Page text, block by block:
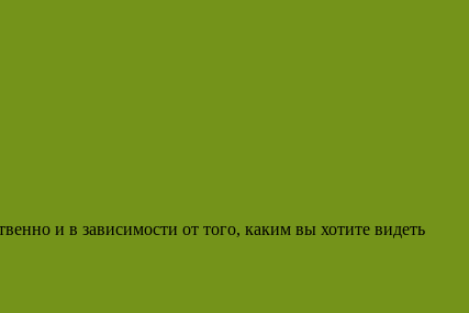
и в зависимости от того, каким вы хотите видеть